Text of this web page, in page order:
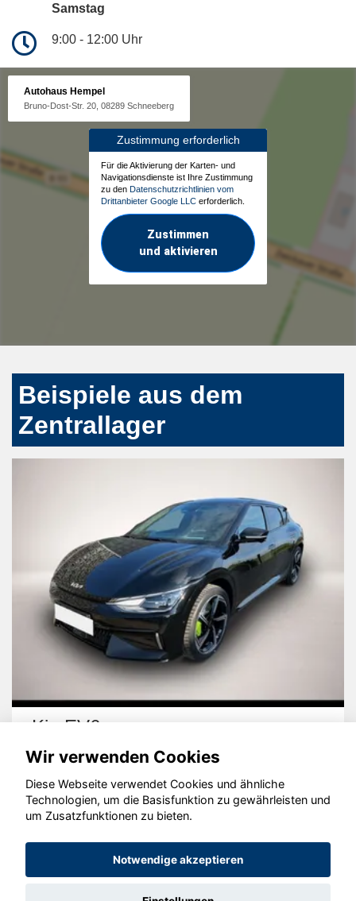
Samstag
9:00 - 12:00 Uhr
Autohaus Hempel
Bruno-Dost-Str. 20, 08289 Schneeberg
Zustimmung erforderlich
Für die Aktivierung der Karten- und
Navigationsdienste ist Ihre Zustimmung
zu den Datenschutzrichtlinien vom
Drittanbieter Google LLC erforderlich.
Zustimmen
und aktivieren
Beispiele aus dem
Zentrallager
Kia EV6
© konjunkturmotor.de GmbH 2020 - 2026
Wir verwenden Cookies
Diese Webseite verwendet Cookies und ähnliche
Technologien, um die Basisfunktion zu gewährleisten und
um Zusatzfunktionen zu bieten.
Notwendige akzeptieren